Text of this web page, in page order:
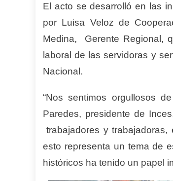
El acto se desarrolló en las
por Luisa Veloz de
Medina, Gerente Regional,
laboral de las servidoras y
Nacional.
“Nos sentimos orgullosos
Paredes, presidente de
trabajadores y
esto representa un tema de
históricos ha tenido un papel